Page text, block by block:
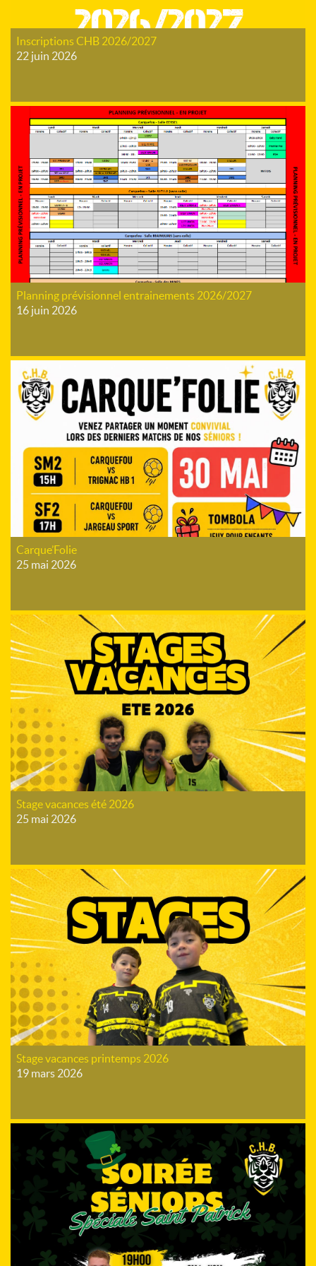
Inscriptions CHB 2026/2027
22 juin 2026
Planning prévisionnel entrainements 2026/2027
16 juin 2026
Carque’Folie
25 mai 2026
Stage vacances été 2026
25 mai 2026
Stage vacances printemps 2026
19 mars 2026